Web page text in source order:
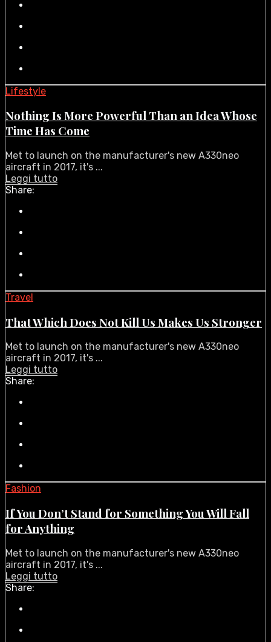
Lifestyle
Nothing Is More Powerful Than an Idea Whose
Time Has Come
Met to launch on the manufacturer's new A330neo
aircraft in 2017, it's ...
Leggi tutto
Share:
Travel
That Which Does Not Kill Us Makes Us Stronger
Met to launch on the manufacturer's new A330neo
aircraft in 2017, it's ...
Leggi tutto
Share:
Fashion
If You Don’t Stand for Something You Will Fall
for Anything
Met to launch on the manufacturer's new A330neo
aircraft in 2017, it's ...
Leggi tutto
Share: